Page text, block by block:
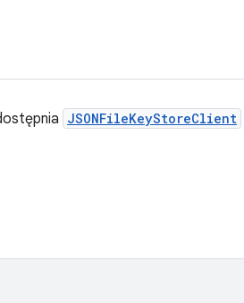
JSONFileKeyStoreClient